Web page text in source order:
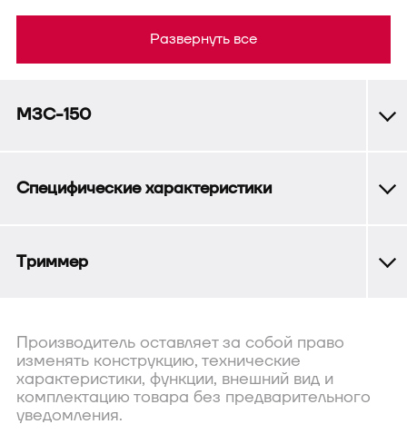
МЗС-150
Специфические характеристики
Триммер
Развернуть все
Производитель оставляет за собой право
изменять конструкцию, технические
характеристики, функции, внешний вид и
комплектацию товара без предварительного
уведомления.